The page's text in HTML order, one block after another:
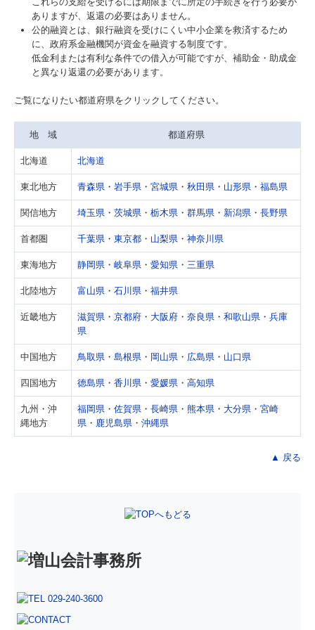
お客様のメディア掲載情報
事業承継をお考えの方へ
相続でお困りの方へ
セミナー・イベント
セミナー・講演のご案内
実施セミナーレポート
公庫相談会の日程
お役立ち情報
事務所通信
メディア・書籍・地域貢献
メディア・書籍
SNS等紹介
地域への貢献
増山英和もうひとつの顔…
ありますが、返還の必要はありません。
公的融資とは、銀行融資を受けにくい中小企業を救済するため
に、政府系金融機関が資金を融資する制度です。
低金利または有利な条件での借入が可能ですが、補助金・助成金
と異なり返還の必要があります。
ご覧になりたい都道府県をクリックしてください。
地 域 都道府県
北海道 北海道
東北地方 青森県 ・ 岩手県 ・ 宮城県 ・ 秋田県 ・ 山形県 ・ 福島県
関信地方 埼玉県 ・ 茨城県 ・ 栃木県 ・ 群馬県 ・ 新潟県 ・ 長野県
首都圏 千葉県 ・ 東京都 ・ 山梨県 ・ 神奈川県
東海地方 静岡県 ・ 岐阜県 ・ 愛知県 ・ 三重県
北陸地方 富山県 ・ 石川県 ・ 福井県
近畿地方 滋賀県 ・ 京都府 ・ 大阪府 ・ 奈良県 ・ 和歌山県 ・ 兵庫
県
中国地方 鳥取県 ・ 島根県 ・ 岡山県 ・ 広島県 ・ 山口県
四国地方 徳島県 ・ 香川県 ・ 愛媛県 ・ 高知県
九州・沖
縄地方
福岡県 ・ 佐賀県 ・ 長崎県 ・ 熊本県 ・ 大分県 ・ 宮崎
県 ・ 鹿児島県 ・ 沖縄県
▲ 戻る